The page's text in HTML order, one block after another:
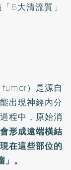
6大清流質」
tumor）是源自
出現神經內分
程中，原始消
形成遠端橫結
在這些部位的
。